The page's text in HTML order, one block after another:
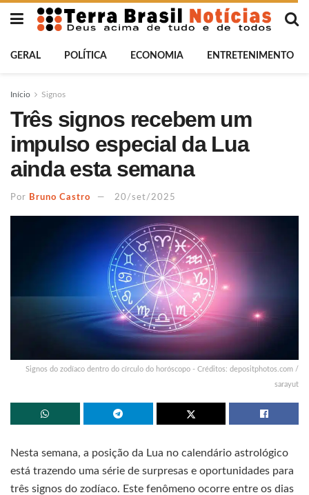
GERAL POLÍTICA ECONOMIA ENTRETENIMENTO
Início Signos
Três signos recebem um
impulso especial da Lua
ainda esta semana
Por Bruno Castro 20/set/2025
Signos do zodíaco dentro do círculo do horóscopo - Créditos: depositphotos.com /
sarayut
Nesta semana, a posição da Lua no calendário astrológico
está trazendo uma série de surpresas e oportunidades para
três signos do zodíaco. Este fenômeno ocorre entre os dias